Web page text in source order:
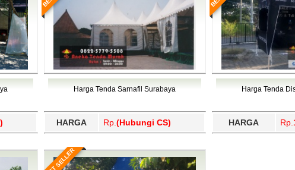
Harga Tenda Sarnafil Surabaya
HARGA Rp. (Hubungi CS)
Harga Tenda
HARGA Rp.